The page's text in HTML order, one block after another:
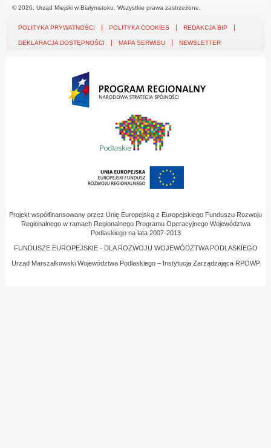
© 2026. Urząd Miejski w Białymstoku. Wszystkie prawa zastrzeżone.
POLITYKA PRYWATNOŚCI POLITYKA COOKIES REDAKCJA BIP
DEKLARACJA DOSTĘPNOŚCI MAPA SERWISU NEWSLETTER
Projekt współfinansowany przez Unię Europejską z Europejskiego Funduszu Rozwoju
Regionalnego w ramach Regionalnego Programu Operacyjnego Województwa
Podlaskiego na lata 2007-2013
FUNDUSZE EUROPEJSKIE - DLA ROZWOJU WOJEWÓDZTWA PODLASKIEGO
Urząd Marszałkowski Województwa Podlaskiego – Instytucja Zarządzająca RPOWP